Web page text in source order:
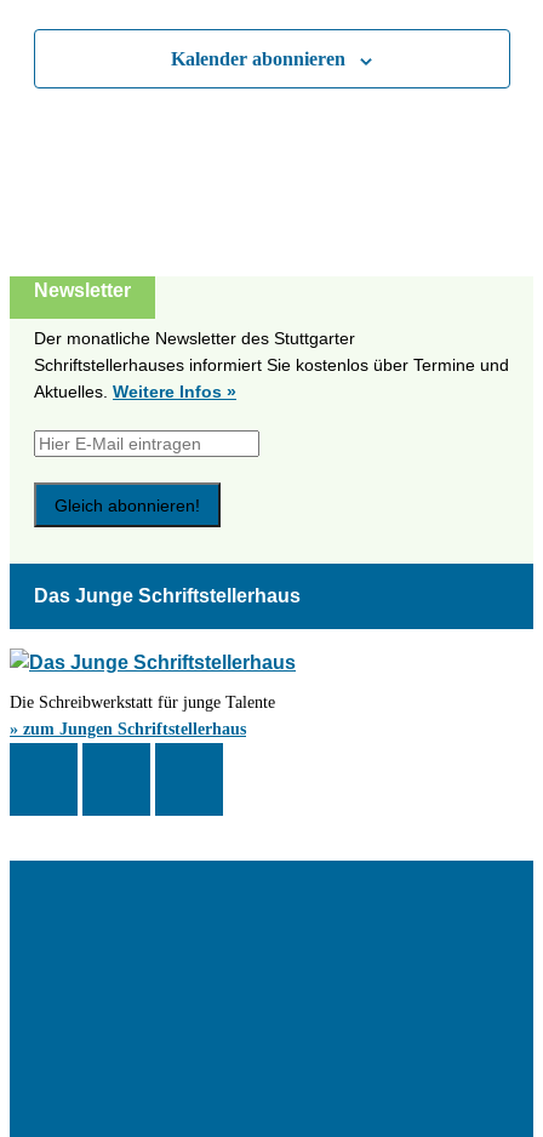
Kalender abonnieren
Newsletter
Der monatliche Newsletter des Stuttgarter
Schriftstellerhauses informiert Sie kostenlos über Termine und
Aktuelles. Weitere Infos »
Das Junge Schriftstellerhaus
Die Schreibwerkstatt für junge Talente
» zum Jungen Schriftstellerhaus